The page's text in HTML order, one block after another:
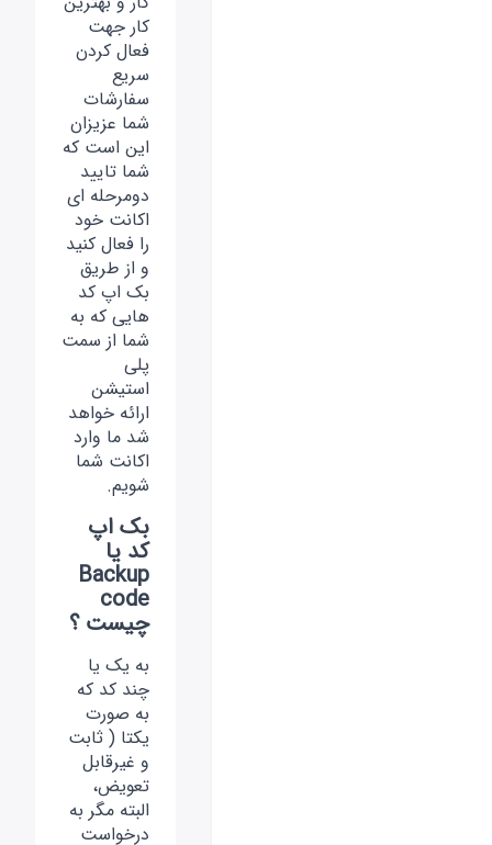
کار جهت
فعال کردن
سریع
سفارشات
شما عزیزان
این است که
شما تایید
دومرحله ای
اکانت خود
را فعال کنید
و از طریق
بک اپ کد
هایی که به
شما از سمت
پلی
استیشن
ارائه خواهد
شد ما وارد
اکانت شما
شویم.
بک اپ
کد یا
Backup
code
چیست ؟
به یک یا
چند کد که
به صورت
یکتا ( ثابت
و غیرقابل
تعویض،
البته مگر به
درخواست